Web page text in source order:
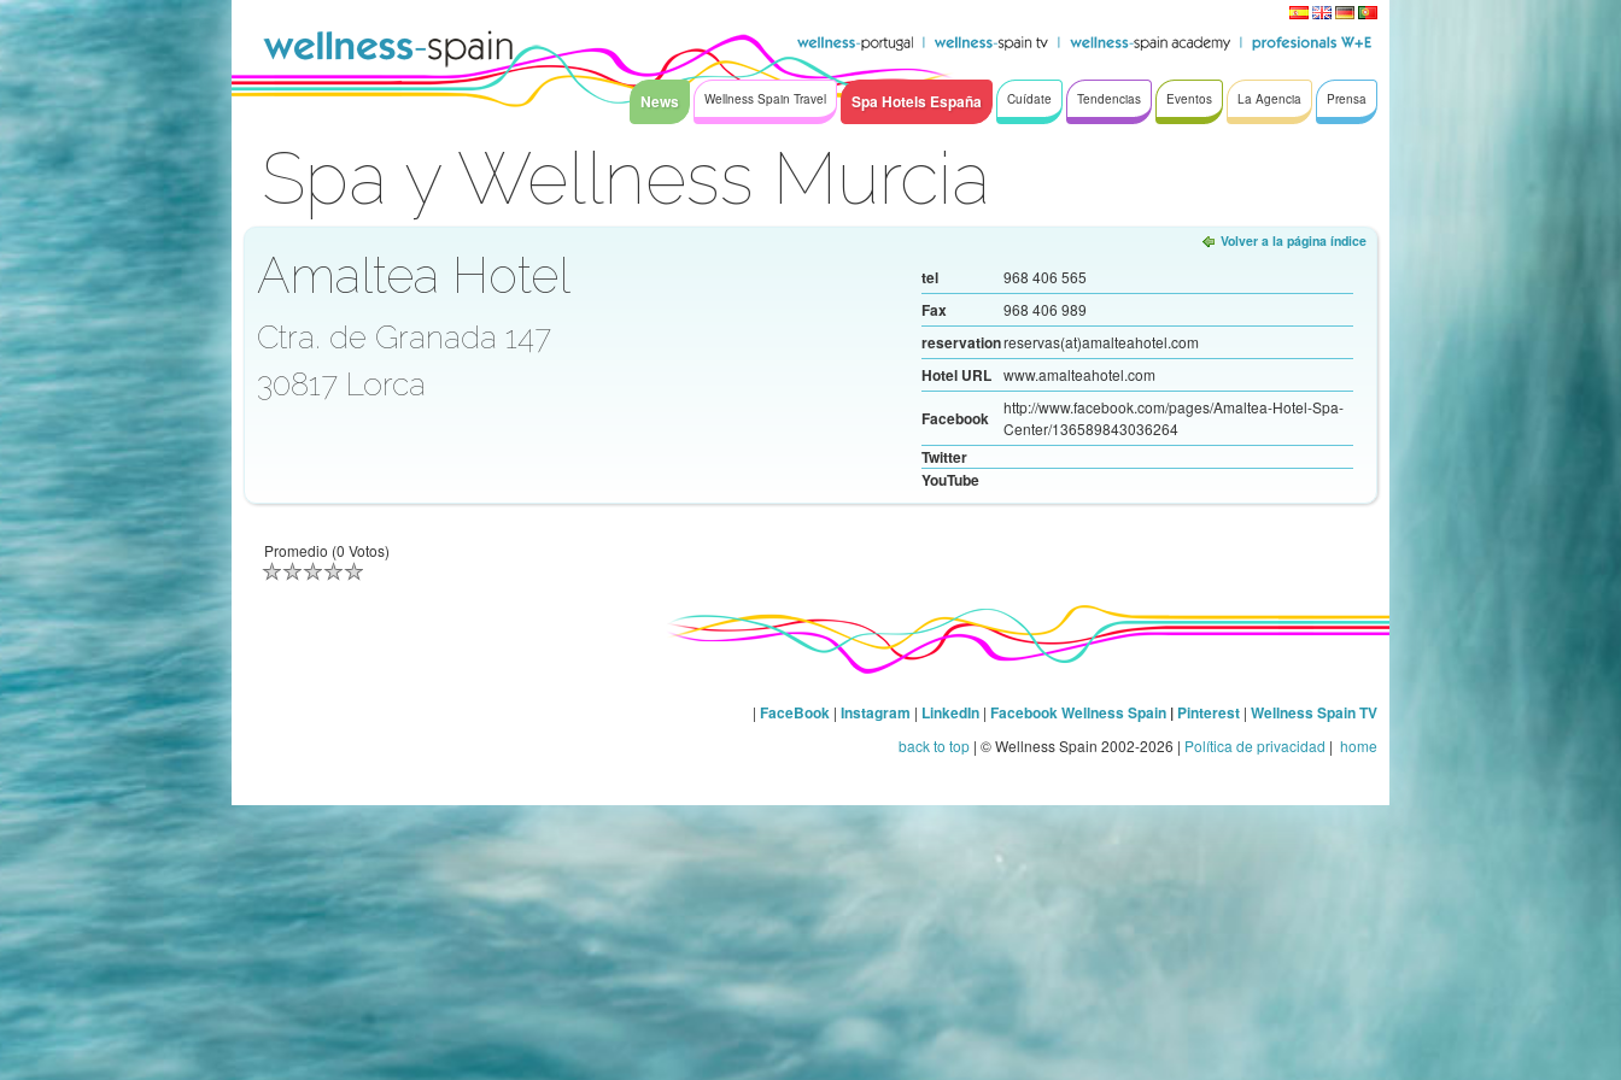
News Wellness Spain Travel Spa Hotels España Cuídate Tendencias Eventos La Agencia Prensa
Spa y Wellness Murcia
Acceder
Volver a la página índice
Amaltea Hotel
Ctra. de Granada 147
30817 Lorca
tel 968 406 565
Fax 968 406 989
reservationreservas(at)amalteahotel.com
Hotel URL www.amalteahotel.com
Facebook
http://www.facebook.com/pages/Amaltea-Hotel-Spa-
Center/136589843036264
Twitter
YouTube
Promedio (0 Votos)
| FaceBook | Instagram | LinkedIn | Facebook Wellness Spain | Pinterest | Wellness Spain TV
back to top | © Wellness Spain 2002-2026 | Política de privacidad | home